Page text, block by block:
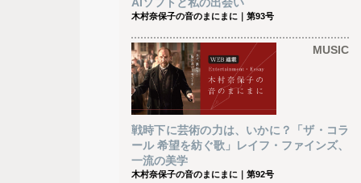
AIソフトと私の出会い
木村奈保子の音のまにまに｜第93号
MUSIC
戦時下に芸術の力は、いかに？「ザ・コラ
ール 希望を紡ぐ歌」レイフ・ファインズ、
一流の美学
木村奈保子の音のまにまに｜第92号